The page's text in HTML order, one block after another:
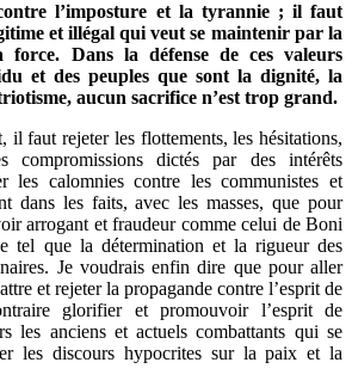
l’imposture et la tyrannie ; il faut
et illégal qui veut se maintenir par la
force. Dans la défense de ces valeurs
et des peuples que sont la dignité, la
aucun sacrifice n’est trop grand.
il faut rejeter les flottements, les hésitations,
compromissions dictés par des intérêts
les calomnies contre les communistes et
dans les faits, avec les masses, que pour
arrogant et fraudeur comme celui de Boni
tel que la détermination et la rigueur des
Je voudrais enfin dire que pour aller
et rejeter la propagande contre l’esprit de
glorifier et promouvoir l’esprit de
les anciens et actuels combattants qui se
les discours hypocrites sur la paix et la